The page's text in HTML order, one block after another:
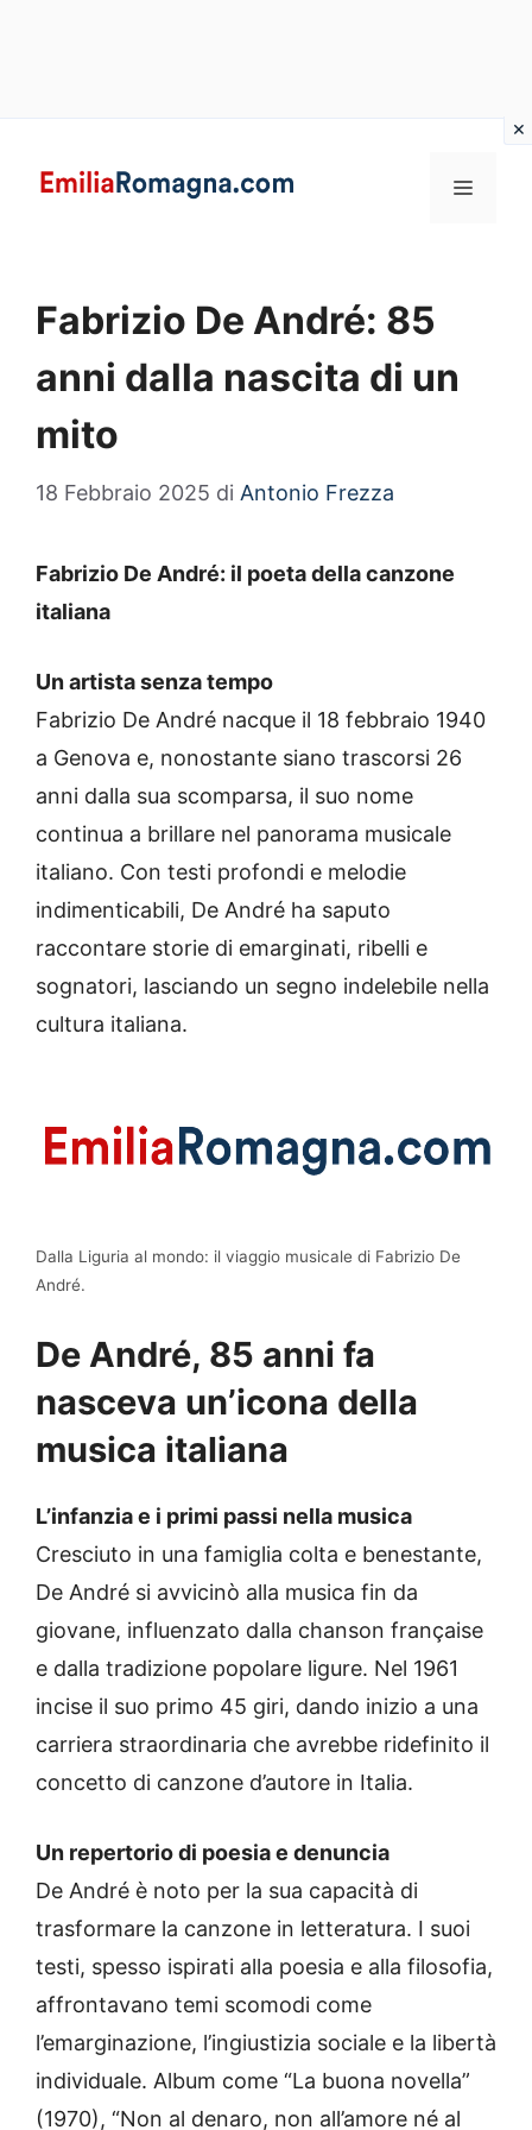
MENU
Fabrizio De André: 85
anni dalla nascita di un
mito
18 Febbraio 2025 di Antonio Frezza
Fabrizio De André: il poeta della canzone
italiana
Un artista senza tempo
Fabrizio De André nacque il 18 febbraio 1940
a Genova e, nonostante siano trascorsi 26
anni dalla sua scomparsa, il suo nome
continua a brillare nel panorama musicale
italiano. Con testi profondi e melodie
indimenticabili, De André ha saputo
raccontare storie di emarginati, ribelli e
sognatori, lasciando un segno indelebile nella
cultura italiana.
Dalla Liguria al mondo: il viaggio musicale di Fabrizio De
André.
De André, 85 anni fa
nasceva un’icona della
musica italiana
L’infanzia e i primi passi nella musica
Cresciuto in una famiglia colta e benestante,
De André si avvicinò alla musica fin da
giovane, influenzato dalla chanson française
e dalla tradizione popolare ligure. Nel 1961
incise il suo primo 45 giri, dando inizio a una
carriera straordinaria che avrebbe ridefinito il
concetto di canzone d’autore in Italia.
Un repertorio di poesia e denuncia
De André è noto per la sua capacità di
trasformare la canzone in letteratura. I suoi
testi, spesso ispirati alla poesia e alla filosofia,
affrontavano temi scomodi come
l’emarginazione, l’ingiustizia sociale e la libertà
individuale. Album come “La buona novella”
(1970), “Non al denaro, non all’amore né al